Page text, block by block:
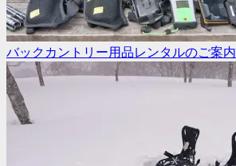
バックカントリー用品レンタルのご案内